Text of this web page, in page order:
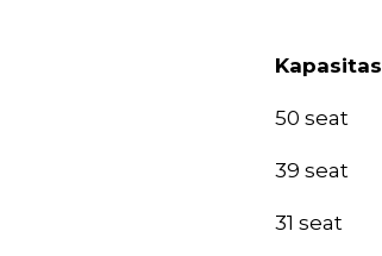
Kapasitas
Kapasitas
50 seat
39 seat
31 seat